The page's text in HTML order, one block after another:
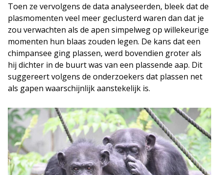
Toen ze vervolgens de data analyseerden, bleek dat de
plasmomenten veel meer geclusterd waren dan dat je
zou verwachten als de apen simpelweg op willekeurige
momenten hun blaas zouden legen. De kans dat een
chimpansee ging plassen, werd bovendien groter als
hij dichter in de buurt was van een plassende aap. Dit
suggereert volgens de onderzoekers dat plassen net
als gapen waarschijnlijk aanstekelijk is.